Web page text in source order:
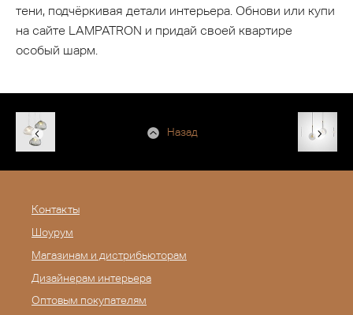
тени, подчёркивая детали интерьера. Обнови или купи
на сайте LAMPATRON и придай своей квартире
особый шарм.
Назад
Контакты
Шоурум
Магазинам и дистрибьюторам
Дизайнерам интерьера
Оптовым покупателям